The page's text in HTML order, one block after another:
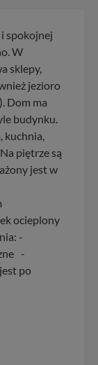
spokojnej
W
sklepy,
jezioro
Dom ma
budynku.
kuchnia,
piętrze są
jest w
ocieplony
-
-
po